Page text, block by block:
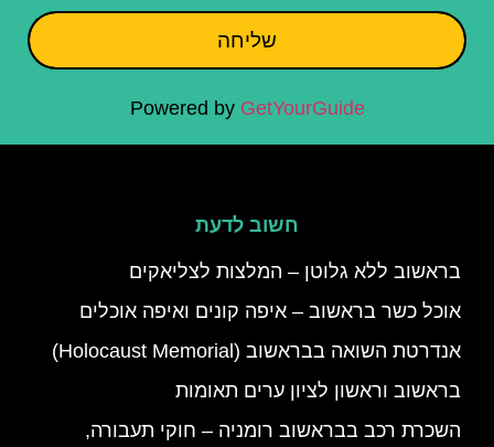
שליחה
Powered by GetYourGuide
חשוב לדעת
בראשוב ללא גלוטן – המלצות לצליאקים
אוכל כשר בראשוב – איפה קונים ואיפה אוכלים
אנדרטת השואה בבראשוב (Holocaust Memorial)
בראשוב וראשון לציון ערים תאומות
השכרת רכב בבראשוב רומניה – חוקי תעבורה,